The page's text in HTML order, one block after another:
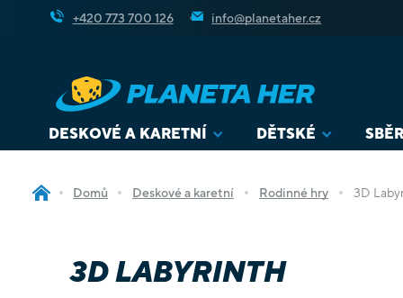
+420 773 700 126 info@planetaher.cz
DESKOVÉ A KARETNÍ DĚTSKÉ
Domů Deskové a karetní Rodinné hry 3D
3D LABYRINTH